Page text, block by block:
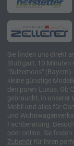
Sie finden uns direkt
Stuttgart, 10 Minuten
"Sulzemoos"
kleine günstige
den puren Luxus. Ob
gebraucht, in unserer
Mobil und alles für
und
Fachberatung.
oder online. Sie finden
Zubehör für ihren